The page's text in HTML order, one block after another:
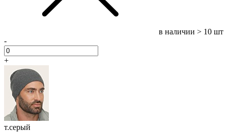
в наличии > 10 шт
-
+
т.серый